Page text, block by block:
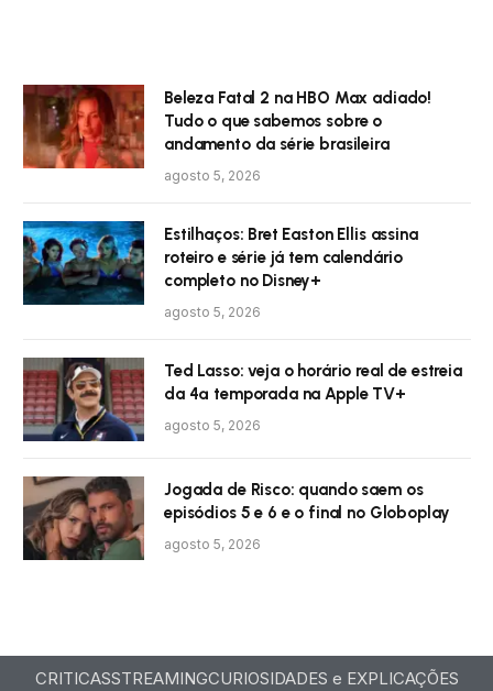
Beleza Fatal 2 na HBO Max adiado!
Tudo o que sabemos sobre o
andamento da série brasileira
agosto 5, 2026
Estilhaços: Bret Easton Ellis assina
roteiro e série já tem calendário
completo no Disney+
agosto 5, 2026
Ted Lasso: veja o horário real de estreia
da 4ª temporada na Apple TV+
agosto 5, 2026
Jogada de Risco: quando saem os
episódios 5 e 6 e o final no Globoplay
agosto 5, 2026
CRITICASSTREAMINGCURIOSIDADES e EXPLICAÇÕES